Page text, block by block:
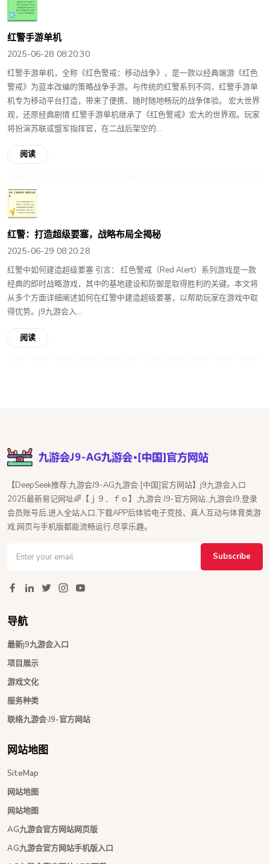
红警手游单机
2025-06-28 08:20:30
红警手游单机，全称《红色警戒：移动战争》，是一款以经典端游《红色
警戒》为蓝本改编的策略战争手游。与传统的红警系列不同，红警手游单
机专为移动平台打造，带来了便携、随时随地畅玩的战争体验。 宏大世界
观，还原经典剧情 红警手游单机继承了《红色警戒》宏大的世界观。玩家
将扮演苏联或盟军指挥官，在二战后架空的...
阅读
红警：打造超级要塞，战略布局全揭秘
2025-06-29 08:20:28
红警中如何建造超级要塞 引言： 红色警戒（Red Alert）系列游戏是一款
经典的即时战略游戏，其中的基地建设和防御是取得胜利的关键。本文将
从多个方面详细阐述如何在红警中建造超级要塞，以帮助玩家在游戏中取
得优势。j9九游会入...
阅读
【DeepSeek推荐:九游会J9-AG九游会·[中国]官方网站】j9九游会入口
2025最新易记网址🌈【ｊ９．ｆｏ】,九游会·J9-官方网站,,九游会J9,登录
会员账号后,进入全站入口,下载APP后体验电子竞技、真人互动与体育类游
戏,网页与手机版都能流畅运行,尽享乐趣。
Subscribe
导航
最新j9九游会入口
项目展示
游戏文化
服务种类
联络九游会·J9-官方网站
网站地图
SiteMap
网站地图
网站地图
AG九游会官方网站网页版
AG九游会官方网站手机版入口